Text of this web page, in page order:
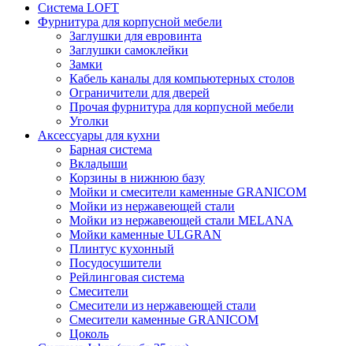
Система LOFT
Фурнитура для корпусной мебели
Заглушки для евровинта
Заглушки самоклейки
Замки
Кабель каналы для компьютерных столов
Ограничители для дверей
Прочая фурнитура для корпусной мебели
Уголки
Аксессуары для кухни
Барная система
Вкладыши
Корзины в нижнюю базу
Мойки и смесители каменные GRANICOM
Мойки из нержавеющей стали
Мойки из нержавеющей стали MELANA
Мойки каменные ULGRAN
Плинтус кухонный
Посудосушители
Рейлинговая система
Смесители
Смесители из нержавеющей стали
Смесители каменные GRANICOM
Цоколь